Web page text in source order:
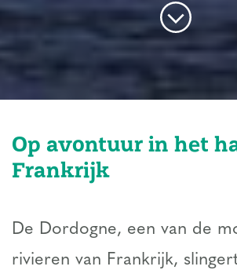
Op avontuur in het
Frankrijk
De Dordogne, een van de
rivieren van Frankrijk,